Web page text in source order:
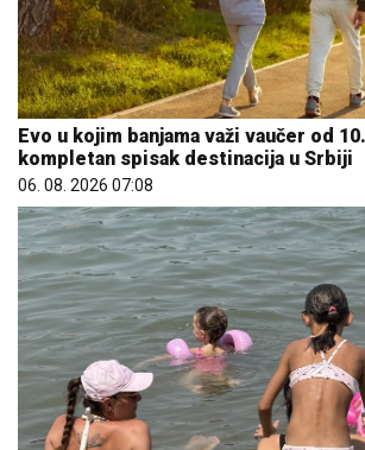
Evo u kojim banjama važi vaučer od
kompletan spisak destinacija u Srbiji
06. 08. 2026 07:08